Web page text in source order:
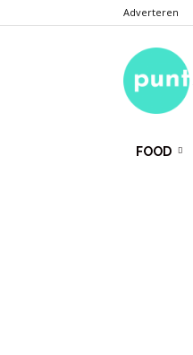
Adverteren
FOOD